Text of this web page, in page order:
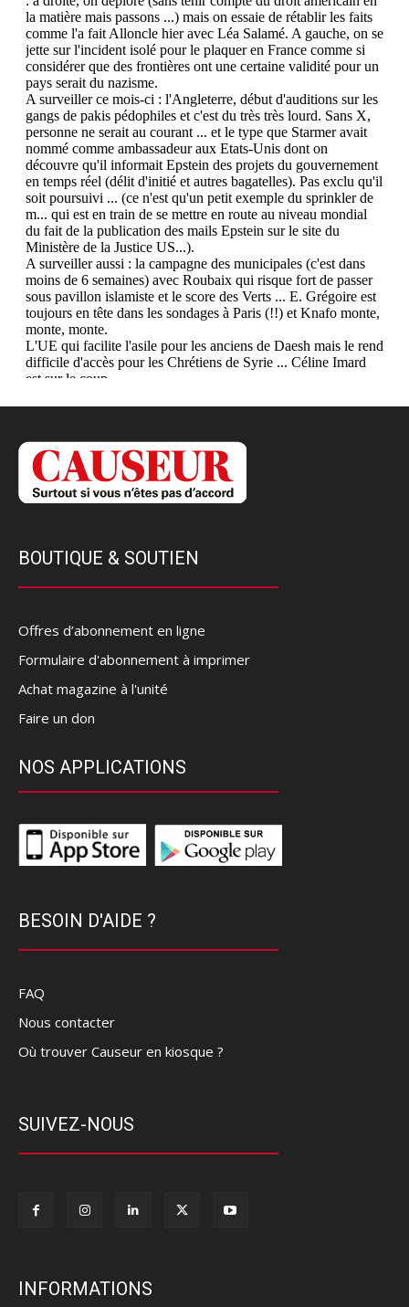
BOUTIQUE & SOUTIEN
Offres d’abonnement en ligne
Formulaire d'abonnement à imprimer
Achat magazine à l'unité
Faire un don
NOS APPLICATIONS
BESOIN D'AIDE ?
FAQ
Nous contacter
Où trouver Causeur en kiosque ?
SUIVEZ-NOUS
INFORMATIONS